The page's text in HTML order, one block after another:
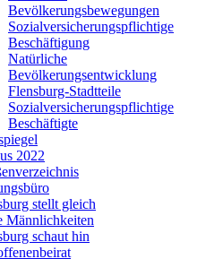
Bevölkerungsbewegungen
Sozialversicherungspflichtige
Beschäftigung
Natürliche
Bevölkerungsentwicklung
Flensburg-Stadtteile
Sozialversicherungspflichtige
Beschäftigte
2022
stellt gleich
Männlichkeiten
schaut hin